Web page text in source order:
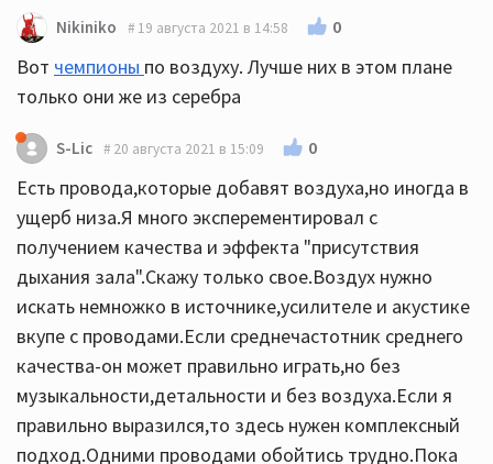
Nikiniko 19 августа 2021 в 14:58 0
Вот чемпионы по воздуху. Лучше них в этом плане
только они же из серебра
S-Lic 20 августа 2021 в 15:09 0
Есть провода,которые добавят воздуха,но иногда в
ущерб низа.Я много эксперементировал с
получением качества и эффекта "присутствия
дыхания зала".Скажу только свое.Воздух нужно
искать немножко в источнике,усилителе и акустике
вкупе с проводами.Если среднечастотник среднего
качества-он может правильно играть,но без
музыкальности,детальности и без воздуха.Если я
правильно выразился,то здесь нужен комплексный
подход.Одними проводами обойтись трудно.Пока